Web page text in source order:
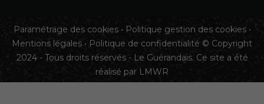
Paramétrage des cookies• Politique gestion des cookies•
Mentions légales • Politique de confidentialité © Copyright
2024 - Tous droits réservés - Le Guérandais. Ce site a été
réalisé par LMWR